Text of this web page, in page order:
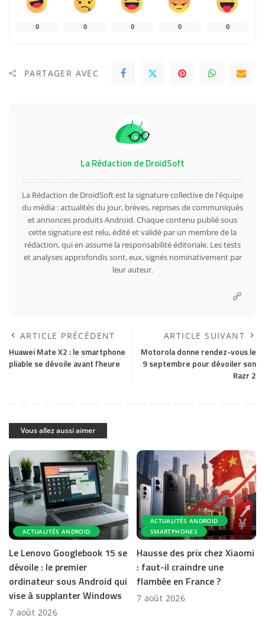
0 0 0 0 0
PARTAGER AVEC
La Rédaction de DroidSoft
La Rédaction de DroidSoft est la signature collective de l'équipe
du média : actualités du jour, brèves, reprises de communiqués
et annonces produits Android. Chaque contenu publié sous
cette signature est relu, édité et validé par un membre de la
rédaction, qui en assume la responsabilité éditoriale. Les tests
et analyses approfondis sont, eux, signés nominativement par
leur auteur.
ARTICLE PRÉCÉDENT
Huawei Mate X2 : le smartphone
pliable se dévoile avant l’heure
ARTICLE SUIVANT
Motorola donne rendez-vous le
9 septembre pour dévoiler son
Razr 2
Vous allez aussi aimer
ACTUALITÉS ANDROID
Le Lenovo Googlebook 15 se
dévoile : le premier
ordinateur sous Android qui
vise à supplanter Windows
7 août 2026
ACTUALITÉS ANDROID
SMARTPHONES
Hausse des prix chez Xiaomi
: faut-il craindre une
flambée en France ?
7 août 2026